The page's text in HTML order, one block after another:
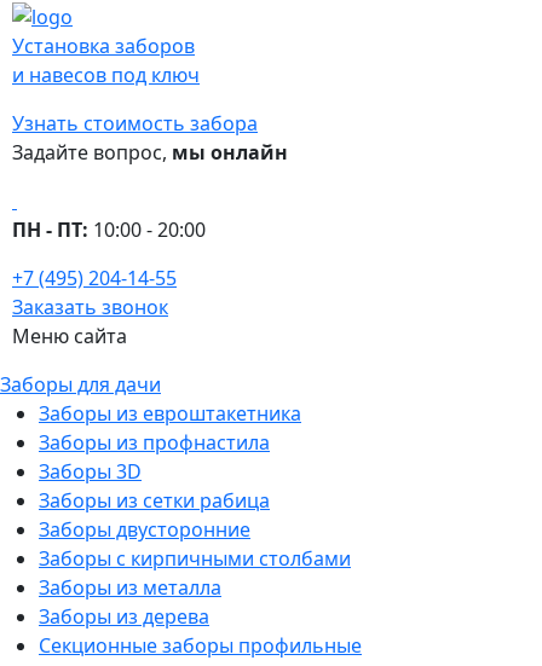
Установка заборов
и навесов под ключ
Узнать стоимость забора
Задайте вопрос, мы онлайн
ПН - ПТ: 10:00 - 20:00
+7 (495) 204-14-55
Заказать звонок
Меню сайта
Заборы для дачи
Заборы из евроштакетника
Заборы из профнастила
Заборы 3D
Заборы из сетки рабица
Заборы двусторонние
Заборы с кирпичными столбами
Заборы из металла
Заборы из дерева
Секционные заборы профильные